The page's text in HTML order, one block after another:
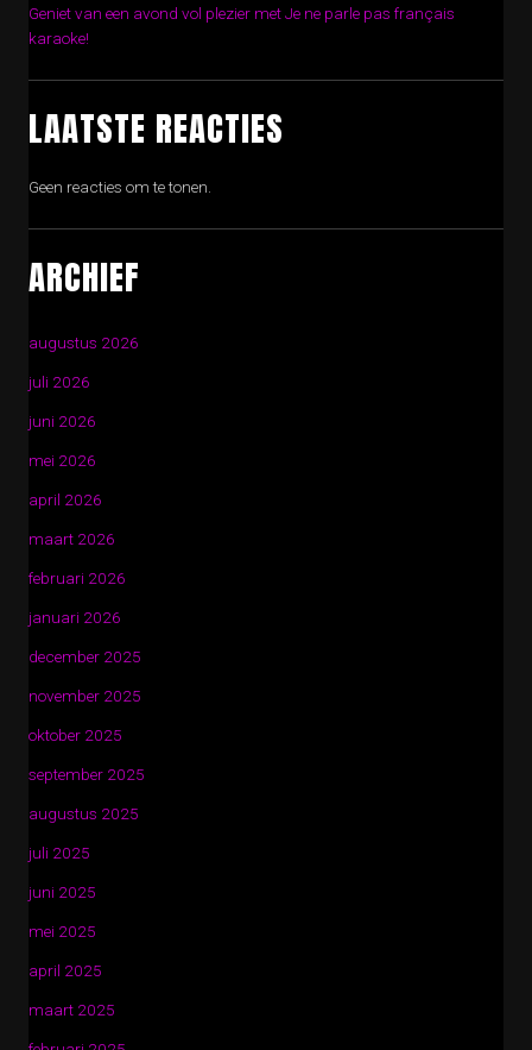
Geniet van een avond vol plezier met Je ne parle pas français
karaoke!
LAATSTE REACTIES
Geen reacties om te tonen.
ARCHIEF
augustus 2026
juli 2026
juni 2026
mei 2026
april 2026
maart 2026
februari 2026
januari 2026
december 2025
november 2025
oktober 2025
september 2025
augustus 2025
juli 2025
juni 2025
mei 2025
april 2025
maart 2025